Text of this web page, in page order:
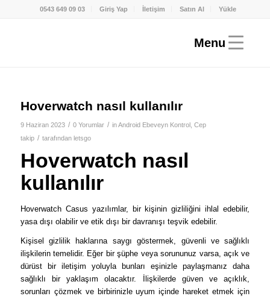
0543 649 09 03 Giriş Yap İletişim Satın Al Yükle
Hoverwatch nasıl kullanılır
9 Haziran 2023 / 0 Yorumlar / inAndroid Ebeveyn Kontrol, Cep
takip / tarafından letsgo
Hoverwatch nasıl
kullanılır
Hoverwatch Casus yazılımlar, bir kişinin gizliliğini ihlal edebilir,
yasa dışı olabilir ve etik dışı bir davranışı teşvik edebilir.
Kişisel gizlilik haklarına saygı göstermek, güvenli ve sağlıklı
ilişkilerin temelidir. Eğer bir şüphe veya sorununuz varsa, açık ve
dürüst bir iletişim yoluyla bunları eşinizle paylaşmanız daha
sağlıklı bir yaklaşım olacaktır. İlişkilerde güven ve açıklık,
sorunları çözmek ve birbirinizle uyum içinde hareket etmek için